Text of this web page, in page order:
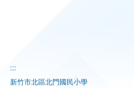
:::
新竹市北區北門國民小學